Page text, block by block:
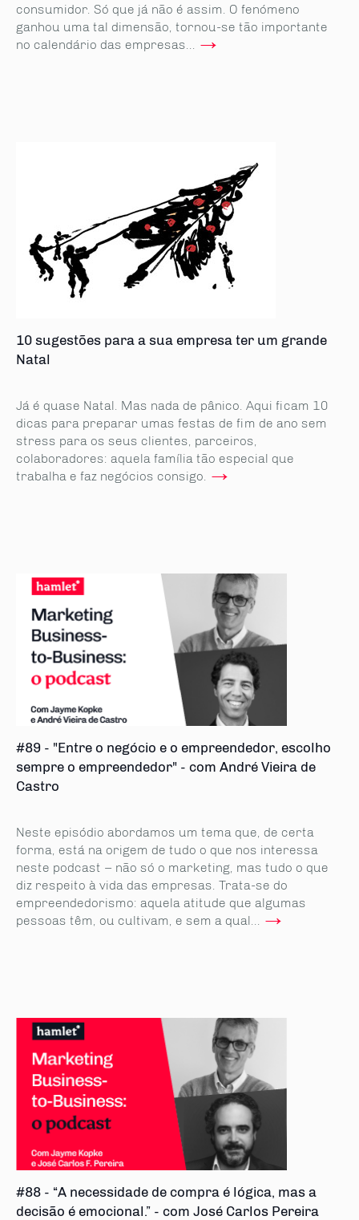
consumidor. Só que já não é assim. O fenómeno
ganhou uma tal dimensão, tornou-se tão importante
no calendário das empresas...→
10 sugestões para a sua empresa ter um grande
Natal
Já é quase Natal. Mas nada de pânico. Aqui ficam 10
dicas para preparar umas festas de fim de ano sem
stress para os seus clientes, parceiros,
colaboradores: aquela família tão especial que
trabalha e faz negócios consigo.→
#89 - "Entre o negócio e o empreendedor, escolho
sempre o empreendedor" - com André Vieira de
Castro
Neste episódio abordamos um tema que, de certa
forma, está na origem de tudo o que nos interessa
neste podcast – não só o marketing, mas tudo o que
diz respeito à vida das empresas. Trata-se do
empreendedorismo: aquela atitude que algumas
pessoas têm, ou cultivam, e sem a qual...→
#88 - “A necessidade de compra é lógica, mas a
decisão é emocional.” - com José Carlos Pereira